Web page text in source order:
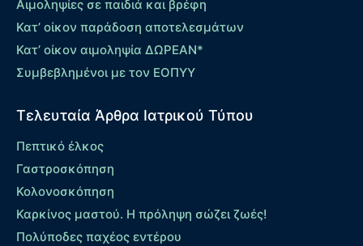
Αιμοληψίες σε παιδιά και βρέφη
Κατ’ οίκον παράδοση αποτελεσμάτων
Κατ’ οίκον αιμοληψία ΔΩΡΕΑΝ*
Συμβεβλημένοι με τον ΕΟΠΥΥ
Τελευταία Άρθρα Ιατρικού Τύπου
Πεπτικό έλκος
Γαστροσκόπηση
Κολονοσκόπηση
Καρκίνος μαστού. Η πρόληψη σώζει ζωές!
Πολύποδες παχέος εντέρου